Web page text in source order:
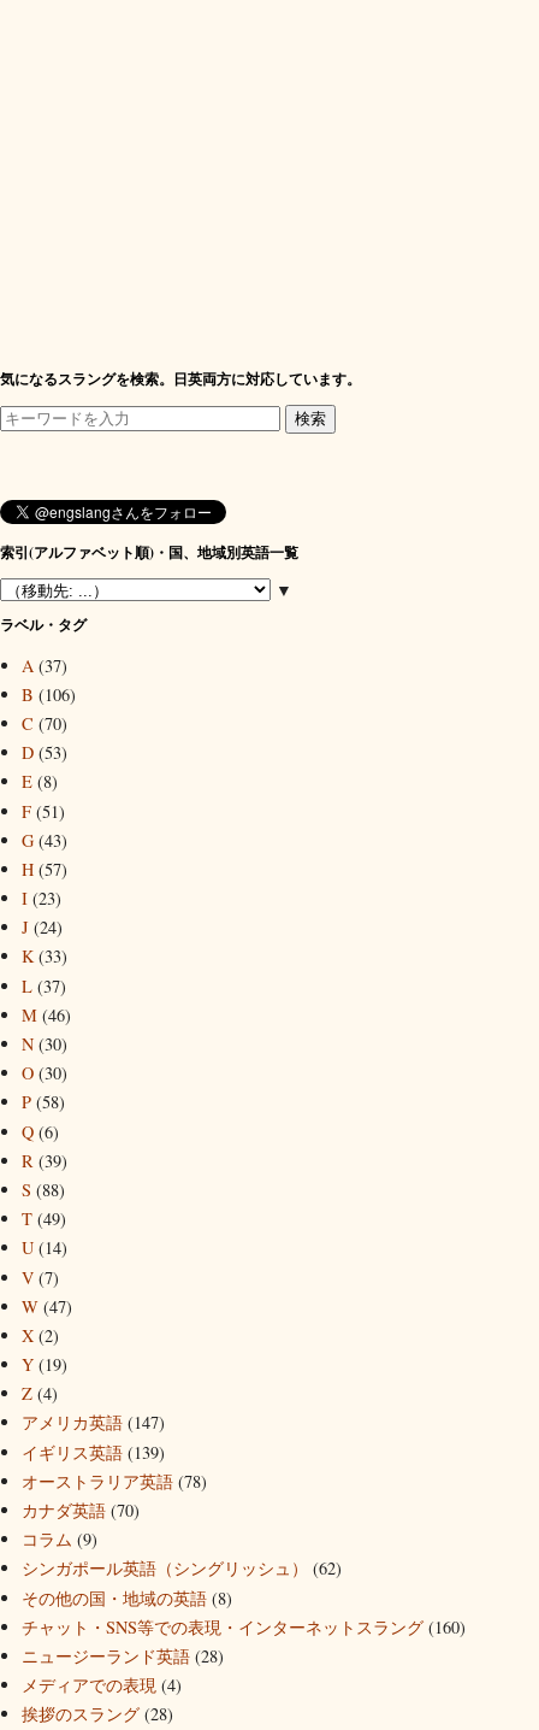
気になるスラングを検索。日英両方に対応しています。
索引(アルファベット順)・国、地域別英語一覧
▼
ラベル・タグ
A (37)
B (106)
C (70)
D (53)
E (8)
F (51)
G (43)
H (57)
I (23)
J (24)
K (33)
L (37)
M (46)
N (30)
O (30)
P (58)
Q (6)
R (39)
S (88)
T (49)
U (14)
V (7)
W (47)
X (2)
Y (19)
Z (4)
アメリカ英語 (147)
イギリス英語 (139)
オーストラリア英語 (78)
カナダ英語 (70)
コラム (9)
シンガポール英語（シングリッシュ）
(62)
その他の国・地域の英語 (8)
チャット・SNS等での表現・インターネットスラング (160)
ニュージーランド英語 (28)
メディアでの表現 (4)
挨拶のスラング (28)